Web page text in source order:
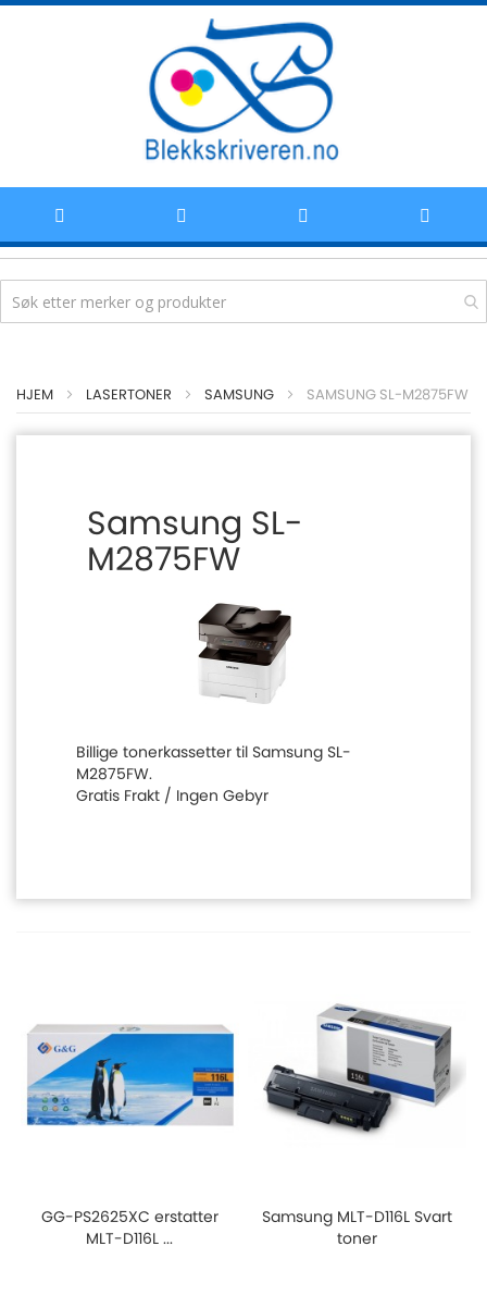
til
HJEM LASERTONER SAMSUNG SAMSUNG SL-M2875FW
Samsung SL-
M2875FW
Billige tonerkassetter til Samsung SL-
M2875FW.
Gratis Frakt / Ingen Gebyr
GG-PS2625XC erstatter
MLT-D116L ...
Samsung MLT-D116L Svart
toner